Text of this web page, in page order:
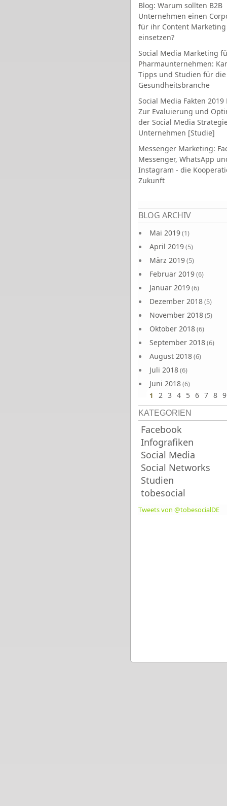
Blog: Warum sollten B2B
Unternehmen einen
für ihr Content Marketing
einsetzen?
Social Media Marketing
Pharmaunternehmen:
Tipps und Studien für die
Gesundheitsbranche
Social Media Fakten 2019
Zur Evaluierung und
der Social Media
Unternehmen [Studie]
Messenger Marketing:
Messenger, WhatsApp
Instagram - die
Zukunft
BLOG ARCHIV
Mai 2019(1)
April 2019(5)
März 2019(5)
Februar 2019(6)
Januar 2019(6)
Dezember 2018(5)
November 2018(5)
Oktober 2018(6)
September 2018(6)
August 2018(6)
Juli 2018(6)
Juni 2018(6)
Seiten
1 2 3 4 5 6 7 8 9
KATEGORIEN
Facebook
Infografiken
Social Media
Social Networks
Studien
tobesocial
Tweets von @tobesocialDE